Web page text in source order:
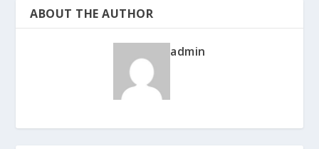
ABOUT THE AUTHOR
admin